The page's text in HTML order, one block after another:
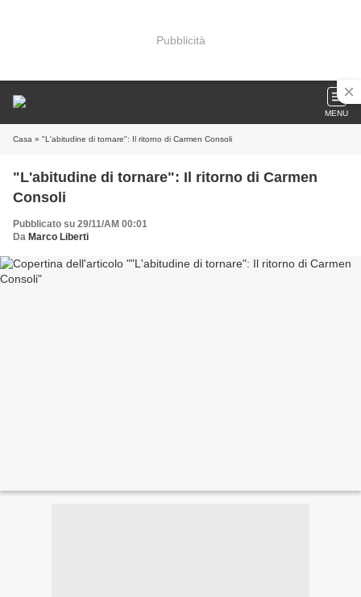
Pubblicità
MENU
Casa » "L'abitudine di tornare": Il ritorno di Carmen Consoli
"L'abitudine di tornare": Il ritorno di Carmen
Consoli
Pubblicato su 29/11/AM 00:01
Da Marco Liberti